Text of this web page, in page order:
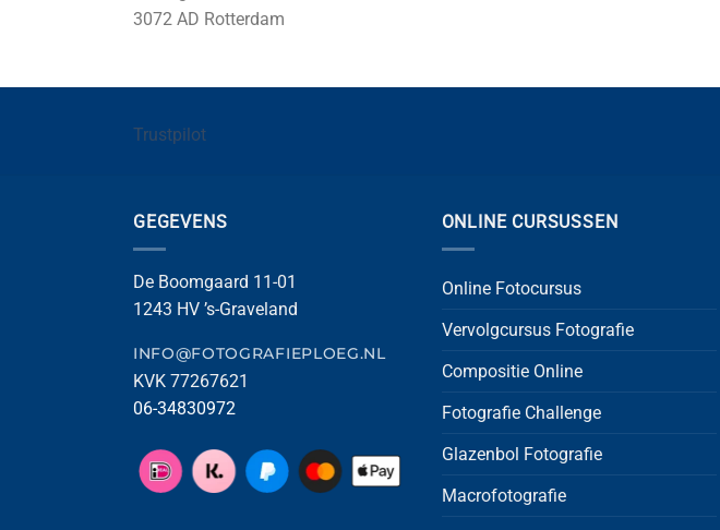
3072 AD Rotterdam
Trustpilot
GEGEVENS
De Boomgaard 11-01
1243 HV ’s-Graveland
INFO@FOTOGRAFIEPLOEG.NL
KVK 77267621
06-34830972
ONLINE CURSUSSEN
Online Fotocursus
Vervolgcursus Fotografie
Compositie Online
Fotografie Challenge
Glazenbol Fotografie
Macrofotografie